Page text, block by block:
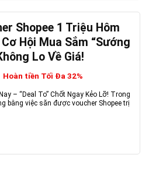
Shopee 1 Triệu Hôm
Cơ Hội Mua Sắm “Sướng
Lo Về Giá!
Hoàn tiền Tối Đa 32%
– “Deal To” Chốt Ngay Kẻo Lỡ! Trong
bằng việc săn được voucher Shopee trị